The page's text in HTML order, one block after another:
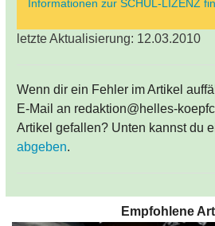
Informationen zur SCHUL-LIZENZ
letzte Aktualisierung: 12.03.2010
Wenn dir ein Fehler im Artikel
E-Mail an redaktion@helles-
Artikel gefallen? Unten kannst du
abgeben.
Empfohlene